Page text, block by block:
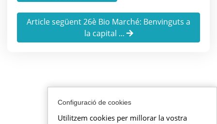
Article següent 26è Bio Marché: Benvinguts a
la capital ...
Configuració de cookies
Utilitzem cookies per millorar la vostra